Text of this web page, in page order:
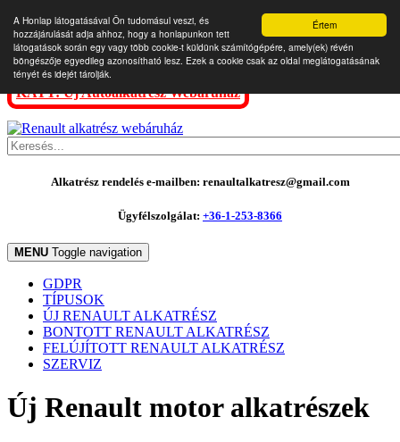
Értem
A Honlap látogatásával Ön tudomásul veszi, és
hozzájárulását adja ahhoz, hogy a honlapunkon tett
látogatások során egy vagy több cookie-t küldünk számítógépére, amely(ek) révén
böngészője egyedileg azonosítható lesz. Ezek a cookie csak az oldal meglátogatásának
tényét és idejét tárolják.
KATT: Új Autóalkatrész Webáruház
Alkatrész rendelés e-mailben: renaultalkatresz@gmail.com
Ügyfélszolgálat: +36-1-253-8366
MENU Toggle navigation
GDPR
TÍPUSOK
ÚJ RENAULT ALKATRÉSZ
BONTOTT RENAULT ALKATRÉSZ
FELÚJÍTOTT RENAULT ALKATRÉSZ
SZERVIZ
Új Renault motor alkatrészek